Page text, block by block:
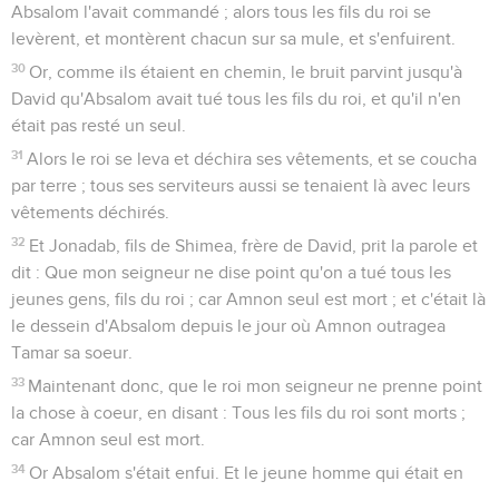
Absalom l'avait commandé ; alors tous les fils du roi se
levèrent, et montèrent chacun sur sa mule, et s'enfuirent.
30 Or, comme ils étaient en chemin, le bruit parvint jusqu'à
David qu'Absalom avait tué tous les fils du roi, et qu'il n'en
était pas resté un seul.
31 Alors le roi se leva et déchira ses vêtements, et se coucha
par terre ; tous ses serviteurs aussi se tenaient là avec leurs
vêtements déchirés.
32 Et Jonadab, fils de Shimea, frère de David, prit la parole et
dit : Que mon seigneur ne dise point qu'on a tué tous les
jeunes gens, fils du roi ; car Amnon seul est mort ; et c'était là
le dessein d'Absalom depuis le jour où Amnon outragea
Tamar sa soeur.
33 Maintenant donc, que le roi mon seigneur ne prenne point
la chose à coeur, en disant : Tous les fils du roi sont morts ;
car Amnon seul est mort.
34 Or Absalom s'était enfui. Et le jeune homme qui était en